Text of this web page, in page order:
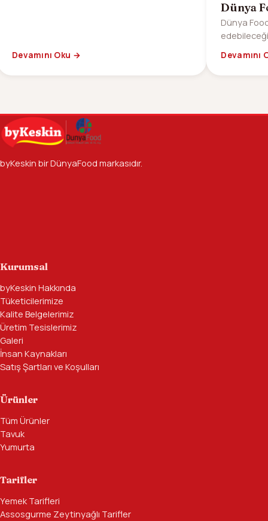
Devamını Oku →
Dünya
Dünya
Devamını
byKeskin birDünyaFood markasıdır.
Kurumsal
byKeskin Hakkında
Tüketicilerimize
Kalite Belgelerimiz
Üretim Tesislerimiz
Galeri
İnsan Kaynakları
Satış Şartları ve Koşulları
Ürünler
Tüm Ürünler
Tavuk
Yumurta
Tarifler
Yemek Tarifleri
Assosgurme Zeytinyağlı Tarifler